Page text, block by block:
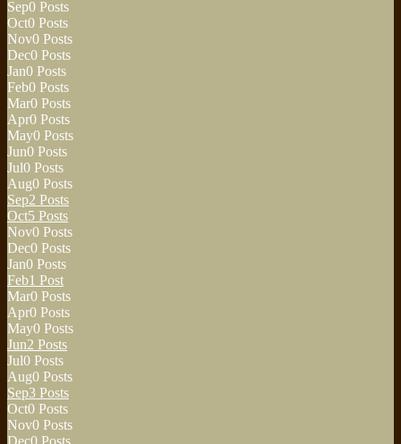
Sep0 Posts
Oct0 Posts
Nov0 Posts
Dec0 Posts
Jan0 Posts
Feb0 Posts
Mar0 Posts
Apr0 Posts
May0 Posts
Jun0 Posts
Jul0 Posts
Aug0 Posts
Sep2 Posts
Oct5 Posts
Nov0 Posts
Dec0 Posts
Jan0 Posts
Feb1 Post
Mar0 Posts
Apr0 Posts
May0 Posts
Jun2 Posts
Jul0 Posts
Aug0 Posts
Sep3 Posts
Oct0 Posts
Nov0 Posts